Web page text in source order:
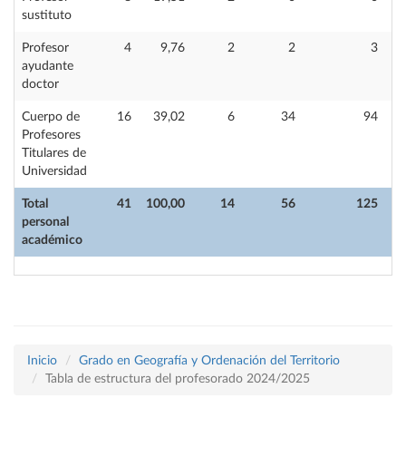
Total
personal
académico
41 100,00 14 56 125
sustituto
Profesor
ayudante
doctor
4 9,76 2 2 3
Cuerpo de
Profesores
Titulares de
Universidad
16 39,02 6 34 94
Inicio
Grado en Geografía y Ordenación del Territorio
Tabla de estructura del profesorado 2024/2025